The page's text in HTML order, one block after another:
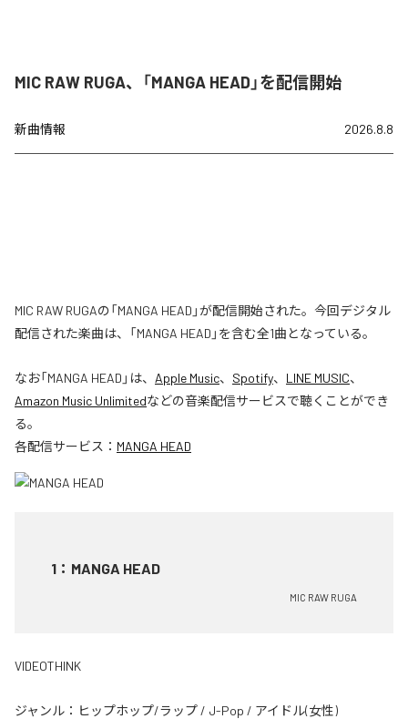
MIC RAW RUGA、「MANGA HEAD」を配信開始
新曲情報 2026.8.8
MIC RAW RUGAの「MANGA HEAD」が配信開始された。今回デジタル
配信された楽曲は、「MANGA HEAD」を含む全1曲となっている。
なお「MANGA HEAD 」は、 Apple Music、 Spotify、 LINE MUSIC、
Amazon Music Unlimitedなどの音楽配信サービスで聴くことができ
る。
各配信サービス： MANGA HEAD
1 ： MANGA HEAD
MIC RAW RUGA
VIDEOTHINK
ジャンル： ヒップホップ/ラップ / J-Pop / アイドル(女性)